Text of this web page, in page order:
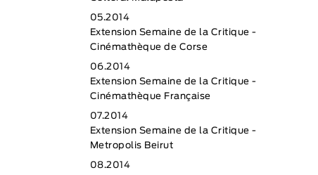
05.2014
Extension Semaine de la Critique -
Cinémathèque de Corse
06.2014
Extension Semaine de la Critique -
Cinémathèque Française
07.2014
Extension Semaine de la Critique -
Metropolis Beirut
08.2014